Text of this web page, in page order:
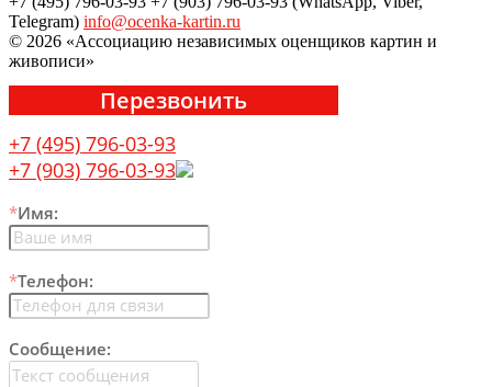
Telegram) info@ocenka-kartin.ru
© 2026 «Ассоциацию независимых оценщиков картин и
живописи»
Перезвонить
+7 (495) 796-03-93
+7 (903) 796-03-93
*Имя:
*Телефон:
Сообщение: